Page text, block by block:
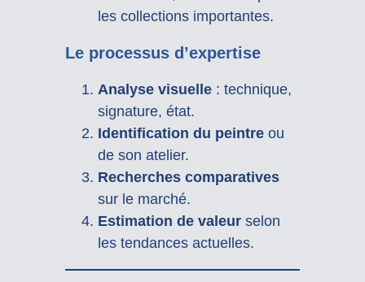
les collections importantes.
Le processus d’expertise
Analyse visuelle: technique,
signature, état.
Identification du peintreou
de son atelier.
Recherches comparatives
sur le marché.
Estimation de valeurselon
les tendances actuelles.